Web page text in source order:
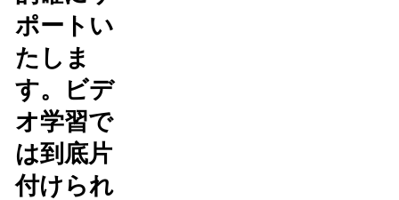
ポートい
たしま
す。ビデ
オ学習で
は到底片
付けられ